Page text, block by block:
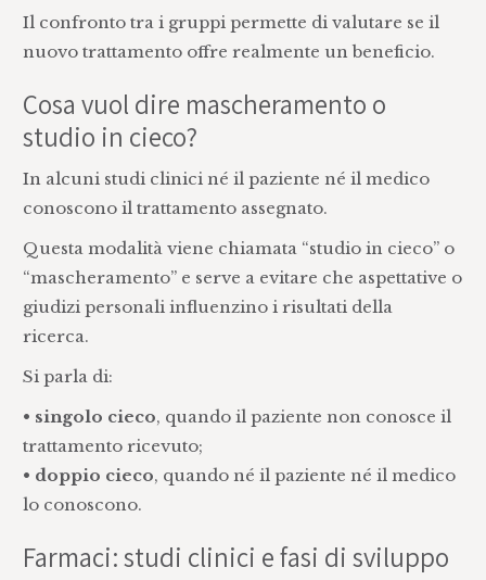
Il confronto tra i gruppi permette di valutare se il
nuovo trattamento offre realmente un beneficio.
Cosa vuol dire mascheramento o
studio in cieco?
In alcuni studi clinici né il paziente né il medico
conoscono il trattamento assegnato.
Questa modalità viene chiamata “studio in cieco” o
“mascheramento” e serve a evitare che aspettative o
giudizi personali influenzino i risultati della
ricerca.
Si parla di:
• singolo cieco, quando il paziente non conosce il
trattamento ricevuto;
• doppio cieco, quando né il paziente né il medico
lo conoscono.
Farmaci: studi clinici e fasi di sviluppo